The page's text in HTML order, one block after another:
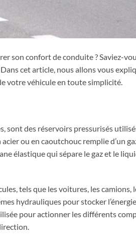
son confort de conduite ? Saviez-
cet article, nous allons vous
votre véhicule en toute simplicité.
sont des réservoirs pressurisés
ou en caoutchouc remplie d’un
élastique qui sépare le gaz et le
tels que les voitures, les camions,
hydrauliques pour stocker
pour actionner les différents